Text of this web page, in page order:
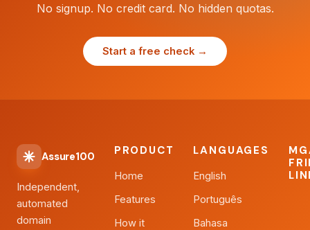
No signup. No credit card. No hidden quotas.
Start a free check →
Assure100
Independent,
automated
domain
PRODUCT
Home
Features
How it
LANGUAGES
English
Português
Bahasa